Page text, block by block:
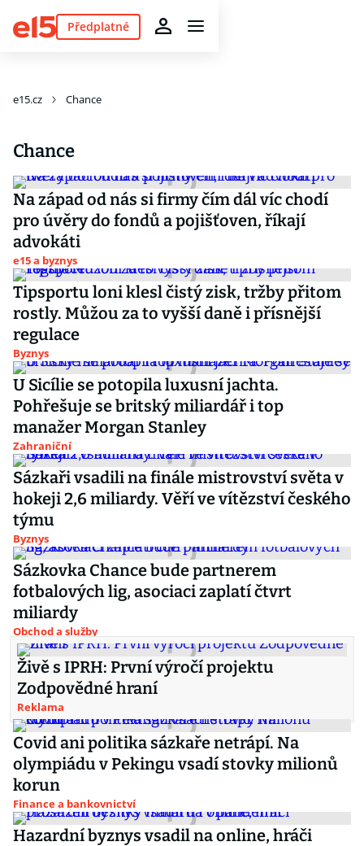
Předplatné
e15.cz Chance
Chance
Na západ od nás si firmy čím dál víc chodí
pro úvěry do fondů a pojišťoven, říkají
advokáti
e15 a byznys
Tipsportu loni klesl čistý zisk, tržby přitom
rostly. Můžou za to vyšší daně i přísnější
regulace
Byznys
U Sicílie se potopila luxusní jachta.
Pohřešuje se britský miliardář i top
manažer Morgan Stanley
Zahraniční
Sázkaři vsadili na finále mistrovství světa v
hokeji 2,6 miliardy. Věří ve vítězství českého
týmu
Byznys
Sázkovka Chance bude partnerem
fotbalových lig, asociaci zaplatí čtvrt
miliardy
Obchod a služby
Živě s IPRH: První výročí projektu
Zodpovědné hraní
Reklama
Covid ani politika sázkaře netrápí. Na
olympiádu v Pekingu vsadí stovky milionů
korun
Finance a bankovnictví
Hazardní byznys vsadil na online, hráči